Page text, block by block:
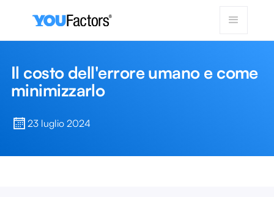
Il costo dell'errore umano e come
minimizzarlo
23 luglio 2024